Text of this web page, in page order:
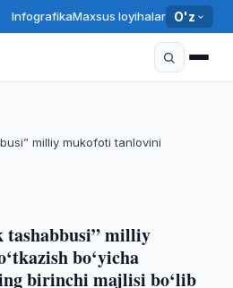
InfografikaMaxsus loyihalar O'z
milliy mukofoti tanlovini
tashabbusi” milliy
bo‘yicha
birinchi majlisi bo‘lib